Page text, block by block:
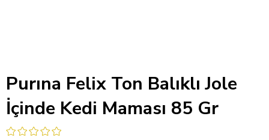
Purına Felix Ton Balıklı Jole
İçinde Kedi Maması 85 Gr